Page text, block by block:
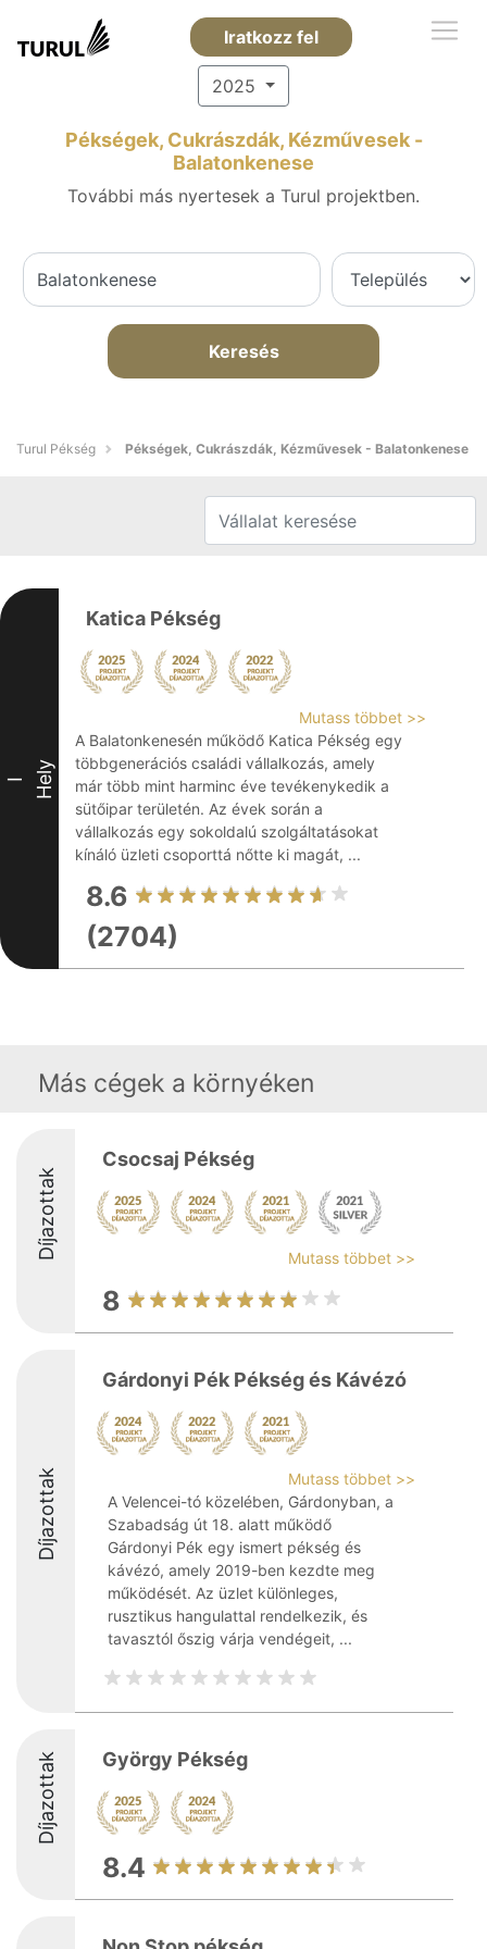
Iratkozz fel
2025
Pékségek, Cukrászdák, Kézművesek -
Balatonkenese
További más nyertesek a Turul projektben.
Keresés
Turul Pékség Pékségek, Cukrászdák, Kézművesek - Balatonkenese
I Hely
Katica Pékség
Mutass többet >>
A Balatonkenesén működő Katica Pékség egy
többgenerációs családi vállalkozás, amely
már több mint harminc éve tevékenykedik a
sütőipar területén. Az évek során a
vállalkozás egy sokoldalú szolgáltatásokat
kínáló üzleti csoporttá nőtte ki magát, ...
8.6
(2704)
Más cégek a környéken
Díjazottak
Csocsaj Pékség
Mutass többet >>
8
Díjazottak
Gárdonyi Pék Pékség és Kávézó
Mutass többet >>
A Velencei-tó közelében, Gárdonyban, a
Szabadság út 18. alatt működő
Gárdonyi Pék egy ismert pékség és
kávézó, amely 2019-ben kezdte meg
működését. Az üzlet különleges,
rusztikus hangulattal rendelkezik, és
tavasztól őszig várja vendégeit, ...
Díjazottak György Pékség
8.4